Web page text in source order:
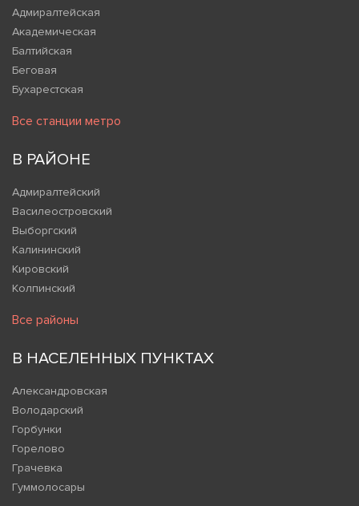
Адмиралтейская
Академическая
Балтийская
Беговая
Бухарестская
Все станции метро
В РАЙОНЕ
Адмиралтейский
Василеостровский
Выборгский
Калининский
Кировский
Колпинский
Все районы
В НАСЕЛЕННЫХ ПУНКТАХ
Александровская
Володарский
Горбунки
Горелово
Грачевка
Гуммолосары